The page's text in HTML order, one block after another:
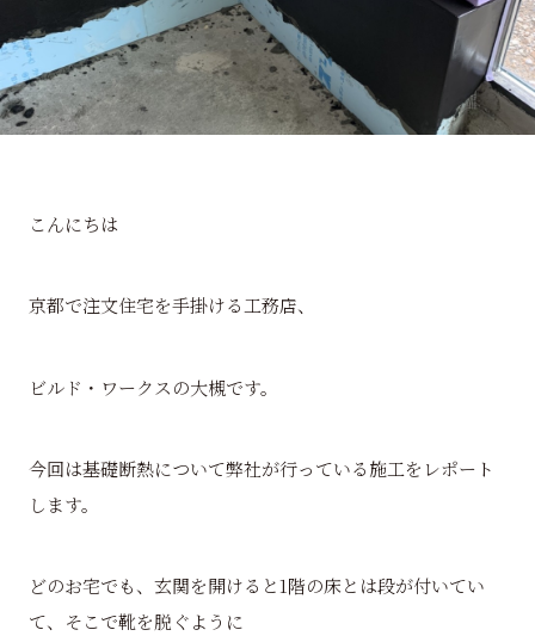
こんにちは
京都で注文住宅を手掛ける工務店、
ビルド・ワークスの大槻です。
今回は基礎断熱について弊社が行っている施工をレポート
します。
どのお宅でも、玄関を開けると1階の床とは段が付いてい
て、そこで靴を脱ぐように